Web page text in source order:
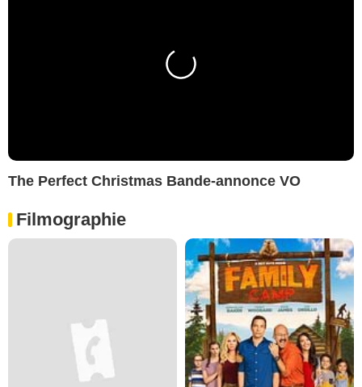
The Perfect Christmas Bande-annonce VO
Filmographie